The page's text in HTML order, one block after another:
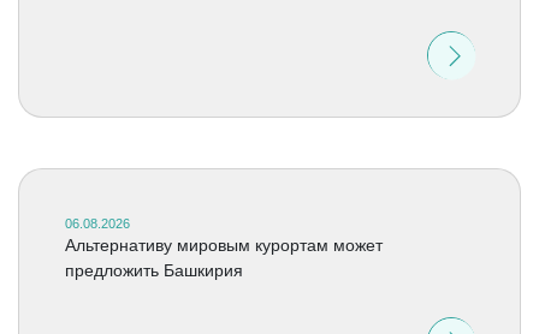
06.08.2026
Альтернативу мировым курортам может
предложить Башкирия